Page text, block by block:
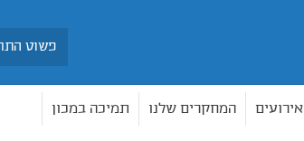
אירועים המחקרים שלנו תמיכה במכון